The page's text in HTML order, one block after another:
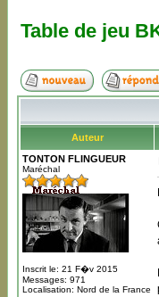
Table de jeu
Auteur
TONTON FLINGUEUR
Maréchal
Inscrit le: 21 F�v 2015
Messages: 971
Localisation: Nord de la France